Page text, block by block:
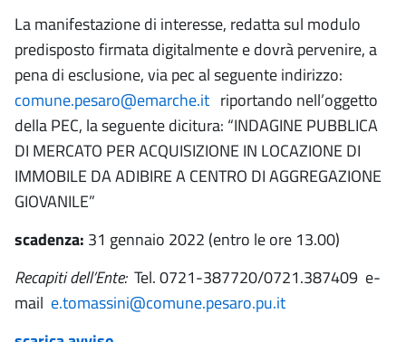
La manifestazione di interesse, redatta sul modulo
predisposto firmata digitalmente e dovrà pervenire, a
pena di esclusione, via pec al seguente indirizzo:
comune.pesaro@emarche.it riportando nell’oggetto
della PEC, la seguente dicitura: “INDAGINE PUBBLICA
DI MERCATO PER ACQUISIZIONE IN LOCAZIONE DI
IMMOBILE DA ADIBIRE A CENTRO DI AGGREGAZIONE
GIOVANILE”
scadenza: 31 gennaio 2022 (entro le ore 13.00)
Recapiti dell’Ente:Tel. 0721-387720/0721.387409 e-
mail e.tomassini@comune.pesaro.pu.it